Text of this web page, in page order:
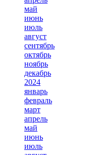
май
июнь
июль
август
сентябрь
октябрь
ноябрь
декабрь
2024
январь
февраль
март
апрель
май
июнь
июль